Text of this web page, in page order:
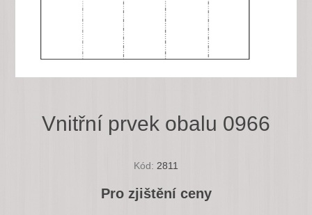
Vnitřní prvek obalu 0966
Kód: 2811
Pro zjištění ceny